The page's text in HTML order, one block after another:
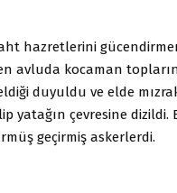
hazretlerini
avluda kocaman
duyuldu ve elde
yatağın çevresine dizildi.
geçirmiş askerlerdi.